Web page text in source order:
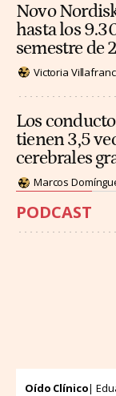
Novo
hasta los
semestre de
Victoria
Los
tienen 3,5
cerebrales
Marcos
PODCAST
Oído Clínico|